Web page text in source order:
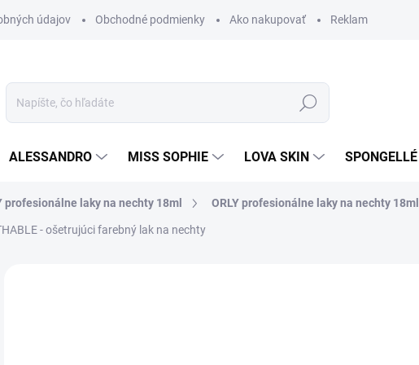
údajov Obchodné podmienky Ako nakupovať Reklamačný
Hľadať
ALESSANDRO MISS SOPHIE LOVA SKIN SPONGELLÉ
profesionálne laky na nechty 18ml ORLY profesionálne laky na nechty
- ošetrujúci farebný lak na nechty